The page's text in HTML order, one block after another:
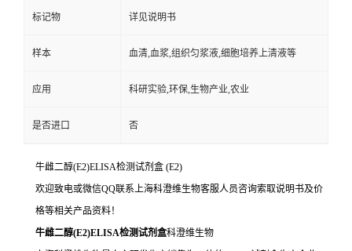
标记物 详见说明书
样本 血清,血浆,组织匀浆液,细胞培养上清液等
应用 科研实验,环保,生物产业,农业
是否进口 否
牛雌二醇(E2)ELISA检测试剂盒 (E2)
欢迎致电或微信QQ联系上海科澄维生物客服人员咨询索取说明书及价
格等相关产品资料！
牛雌二醇(E2)ELISA检测试剂盒科澄维生物